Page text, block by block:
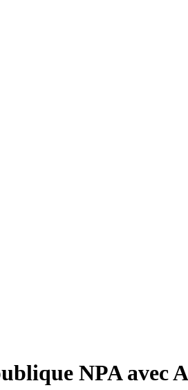
NPA avec